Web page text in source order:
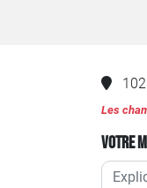
Les
Votre